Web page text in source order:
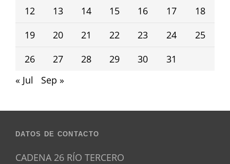
12
13 14 15 16 17
18
19
20 21 22 23 24
25
26
27 28 29 30
31
« Jul
Sep »
DATOS DE CONTACTO
CADENA 26 RÍO TERCERO